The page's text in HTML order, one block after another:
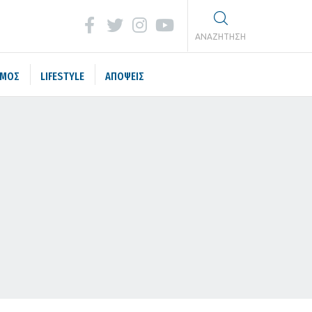
ΑΝΑΖΗΤΗΣΗ
LIFESTYLE ΑΠΟΨΕΙΣ